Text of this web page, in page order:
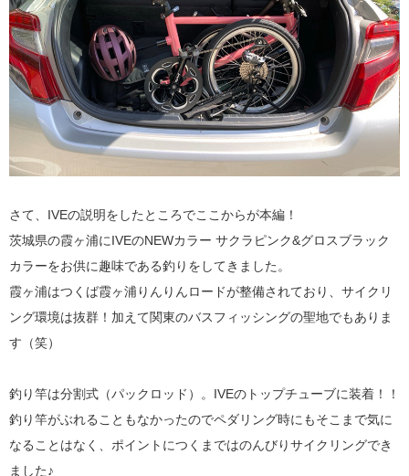
さて、IVEの説明をしたところでここからが本編！
茨城県の霞ヶ浦にIVEのNEWカラー サクラピンク&グロスブラック
カラーをお供に趣味である釣りをしてきました。
霞ヶ浦はつくば霞ヶ浦りんりんロードが整備されており、サイクリ
ング環境は抜群！加えて関東のバスフィッシングの聖地でもありま
す（笑）
釣り竿は分割式（パックロッド）。IVEのトップチューブに装着！！
釣り竿がぶれることもなかったのでペダリング時にもそこまで気に
なることはなく、ポイントにつくまではのんびりサイクリングでき
ました♪